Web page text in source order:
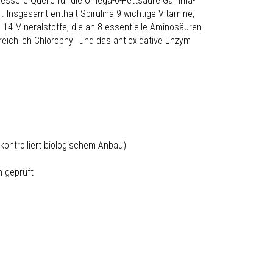
Insgesamt enthält Spirulina 9 wichtige Vitamine,
Mineralstoffe, die an 8 essentielle Aminosäuren
Chlorophyll und das antioxidative Enzym
biologischem Anbau)
geprüft